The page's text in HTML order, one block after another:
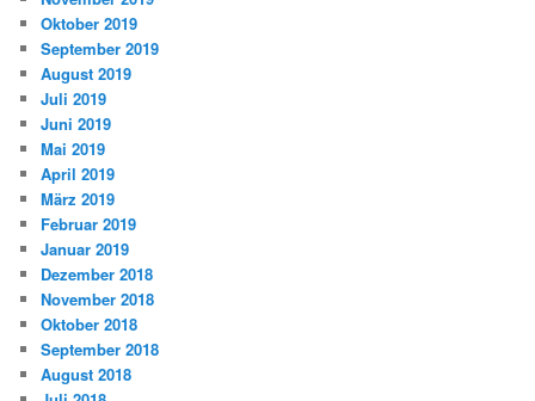
Oktober 2019
September 2019
August 2019
Juli 2019
Juni 2019
Mai 2019
April 2019
März 2019
Februar 2019
Januar 2019
Dezember 2018
November 2018
Oktober 2018
September 2018
August 2018